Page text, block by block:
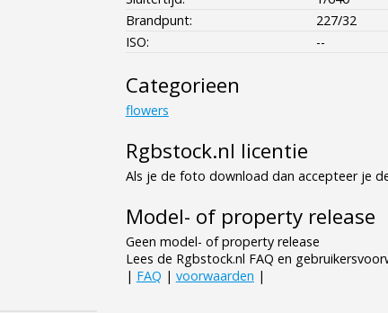
Brandpunt:
227/32
ISO:
--
Categorieen
flowers
Rgbstock.nl licentie
Als je de foto download dan accepteer je
Model- of property release
Geen model- of property release
Lees de Rgbstock.nl FAQ en
| FAQ | voorwaarden |